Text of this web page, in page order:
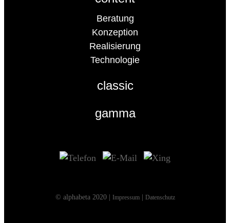
Beratung
Konzeption
Realisierung
Technologie
classic
gamma
© alphabeta 2020 | Impressum| Datenschutz